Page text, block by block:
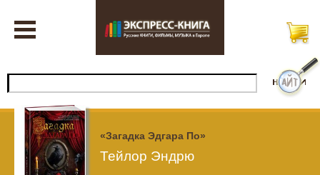
«Загадка Эдгара По»
Тейлор Эндрю